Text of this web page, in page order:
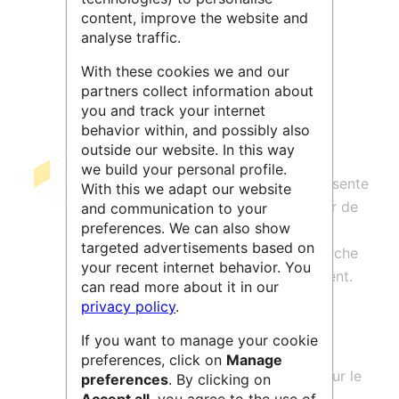
Leaflet| © OpenStreetMapcontributors
Le siteScience ouverte de l'UGA
présente
la stratégie et les réalisations en faveur de
l’accès ouvert aux publications
scientifiques, aux données de la recherche
et aux codes produits par l’établissement.
Science ouverte de l’UGA est le point
d’entrée unique vers l’ensemble des
informations, ressources et services,
évènements, formations et actualités sur le
content, improve the website and
analyse traffic.
With these cookies we and our
partners collect information about
you and track your internet
behavior within, and possibly also
outside our website. In this way
we build your personal profile.
With this we adapt our website
and communication to your
preferences. We can also show
targeted advertisements based on
your recent internet behavior. You
can read more about it in our
privacy policy.
If you want to manage your cookie
preferences, click on Manage
preferences. By clicking on